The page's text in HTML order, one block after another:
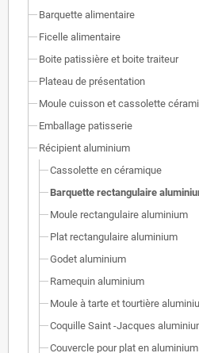
Barquette alimentaire
Ficelle alimentaire
Boite patissière et boite traiteur
Plateau de présentation
Moule cuisson et cassolette
Emballage patisserie
Récipient aluminium
Cassolette en céramique
Barquette rectangulaire
Moule rectangulaire aluminium
Plat rectangulaire aluminium
Godet aluminium
Ramequin aluminium
Moule à tarte et tourtière
Coquille Saint -Jacques
Couvercle pour plat en aluminium